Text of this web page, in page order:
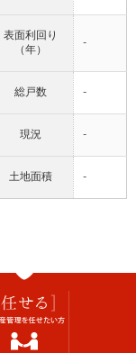
表面利回り
（年）
-
総戸数 -
現況 -
土地面積 -